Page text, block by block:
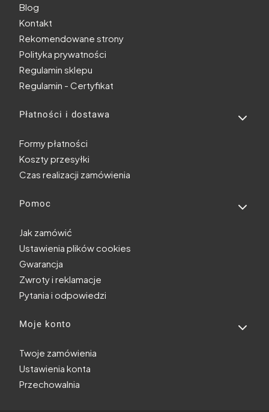
Blog
Kontakt
Rekomendowane strony
Polityka prywatności
Regulamin sklepu
Regulamin - Certyfikat
Płatności i dostawa
Formy płatności
Koszty przesyłki
Czas realizacji zamówienia
Pomoc
Jak zamówić
Ustawienia plików cookies
Gwarancja
Zwroty i reklamacje
Pytania i odpowiedzi
Moje konto
Twoje zamówienia
Ustawienia konta
Przechowalnia